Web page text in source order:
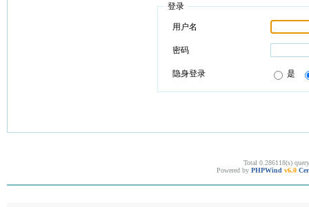
登录
用户名
密码
隐身登录 是
Total 0.286118(s)
Powered by PHPWind v6.0